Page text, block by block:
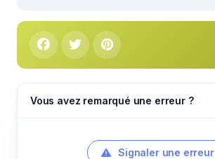
Vous avez remarqué une erreur ?
Signaler une erreur